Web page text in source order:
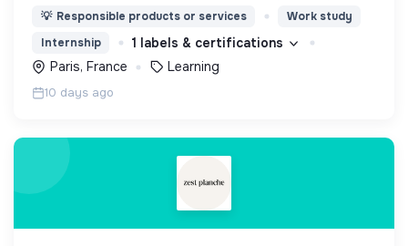
végétariennes et végan.
💡 Responsible products or services
Work study
Internship
1 labels & certifications
Paris, France
Learning
10 days ago